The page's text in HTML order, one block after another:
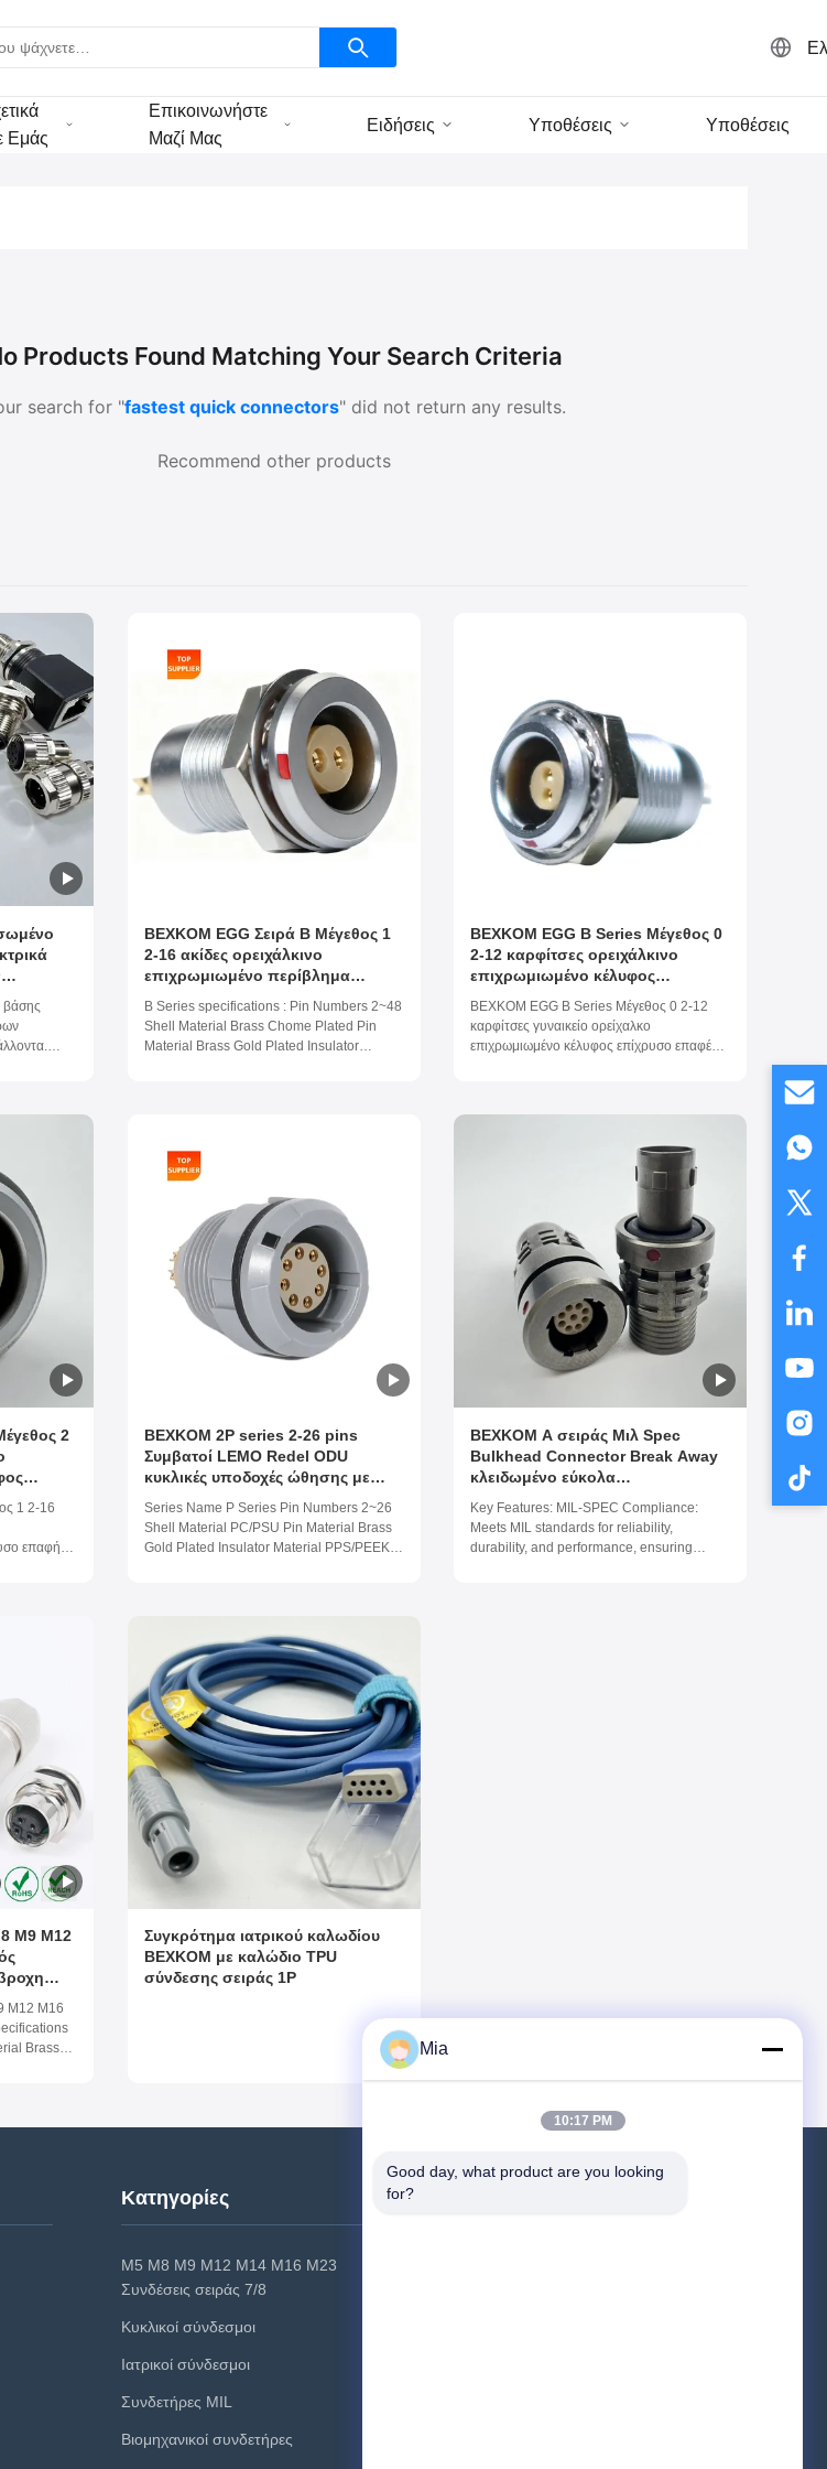
Εμάς
Επικοινωνήστε
Μαζί Μας
Ειδήσεις Υποθέσεις Υποθέσεις
Products Found Matching Your Search Criteria
search for "fastest quick connectors" did not return any results.
Recommend other products
βάσης
BEXKOM EGG Σειρά B Μέγεθος 1
2-16 ακίδες ορειχάλκινο
επιχρωμιωμένο περίβλημα
PPS αδιάβροχο θηλυκό υποδοχή
B Series specifications : Pin Numbers 2~48
Shell Material Brass Chome Plated Pin
Material Brass Gold Plated Insulator
BEXKOM EGG B Series Μέγεθος 0
2-12 καρφίτσες ορειχάλκινο
επιχρωμιωμένο κέλυφος
επίχρυσο επαφή PPS μονωτή
IP50 αδιάβροχο γυναικείο δοχείο
BEXKOM EGG B Series Μέγεθος 0 2-12
καρφίτσες γυναικείο ορείχαλκο
επιχρωμιωμένο κέλυφος επίχρυσο επαφές
2
1 2-16
επαφή
BEXKOM 2P series 2-26 pins
Συμβατοί LEMO Redel ODU
κυκλικές υποδοχές ώθησης με
ορείχαλκου πλαστικό κέλυφος
PC/PSU για ιατρικές συσκευές
Series Name P Series Pin Numbers 2~26
Shell Material PC/PSU Pin Material Brass
Gold Plated Insulator Material PPS/PEEK
Testing Vlotage 450~ ...
BEXKOM Α σειράς Μιλ Spec
Bulkhead Connector Break Away
κλειδωμένο εύκολα
αλουμινίου
Key Features: MIL-SPEC Compliance:
Meets MIL standards for reliability,
durability, and performance, ensuring
M9 M12
M12 M16
Brass
Συγκρότημα ιατρικού καλωδίου
BEXKOM με καλώδιο TPU
σύνδεσης σειράς 1P
Κατηγορίες
M5 M8 M9 M12 M14 M16 M23
Συνδέσεις σειράς 7/8
Κυκλικοί σύνδεσμοι
Ιατρικοί σύνδεσμοι
Συνδετήρες MIL
Βιομηχανικοί συνδετήρες
Mia
10:17 PM
Good day, what product are you looking
for?